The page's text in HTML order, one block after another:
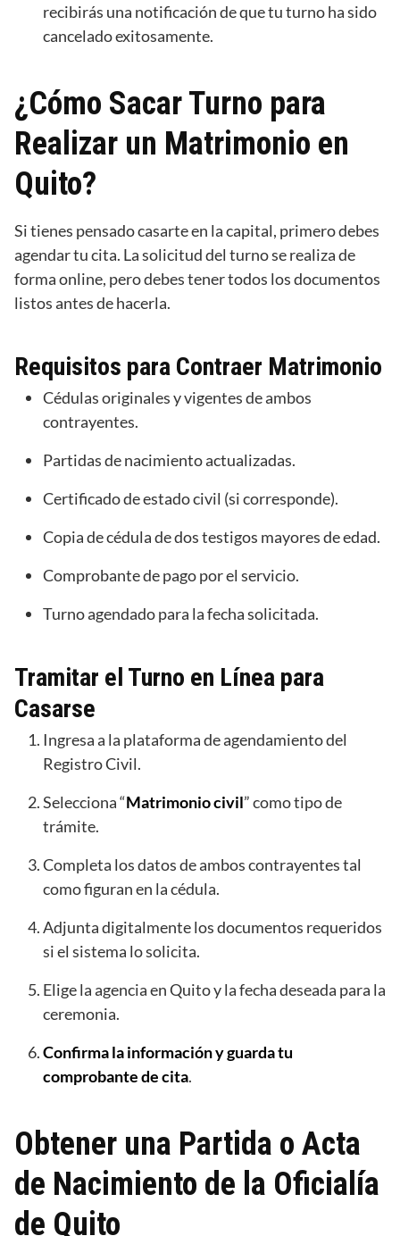
recibirás una notificación de que tu turno ha sido
cancelado exitosamente.
¿Cómo Sacar Turno para
Realizar un Matrimonio en
Quito?
Si tienes pensado casarte en la capital, primero debes
agendar tu cita. La solicitud del turno se realiza de
forma online, pero debes tener todos los documentos
listos antes de hacerla.
Requisitos para Contraer Matrimonio
Cédulas originales y vigentes de ambos
contrayentes.
Partidas de nacimiento actualizadas.
Certificado de estado civil (si corresponde).
Copia de cédula de dos testigos mayores de edad.
Comprobante de pago por el servicio.
Turno agendado para la fecha solicitada.
Tramitar el Turno en Línea para
Casarse
Ingresa a la plataforma de agendamiento del
Registro Civil.
Selecciona “Matrimonio civil” como tipo de
trámite.
Completa los datos de ambos contrayentes tal
como figuran en la cédula.
Adjunta digitalmente los documentos requeridos
si el sistema lo solicita.
Elige la agencia en Quito y la fecha deseada para la
ceremonia.
Confirma la información y guarda tu
comprobante de cita.
Obtener una Partida o Acta
de Nacimiento de la Oficialía
de Quito